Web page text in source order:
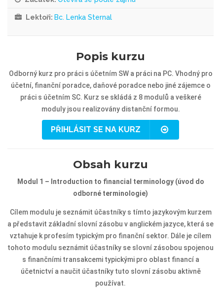
Lektoři: Bc. Lenka Sternal
Popis kurzu
Odborný kurz pro práci s účetním SW a práci na PC. Vhodný pro
účetní, finanční poradce, daňové poradce nebo jiné zájemce o
práci s účetním SC. Kurz se skládá z 8 modulů a veškeré
moduly jsou realizovány distanční formou.
PŘIHLÁSIT SE NA KURZ
Obsah kurzu
Modul 1 – Introduction to financial terminology (úvod do
odborné terminologie)
Cílem modulu je seznámit účastníky s tímto jazykovým kurzem
a představit základní slovní zásobu v anglickém jazyce, která se
vztahuje k profesím typickým pro finanční sektor. Dále je cílem
tohoto modulu seznámit účastníky se slovní zásobou spojenou
s finančními transakcemi typickými pro oblast financí a
účetnictví a naučit účastníky tuto slovní zásobu aktivně
používat.